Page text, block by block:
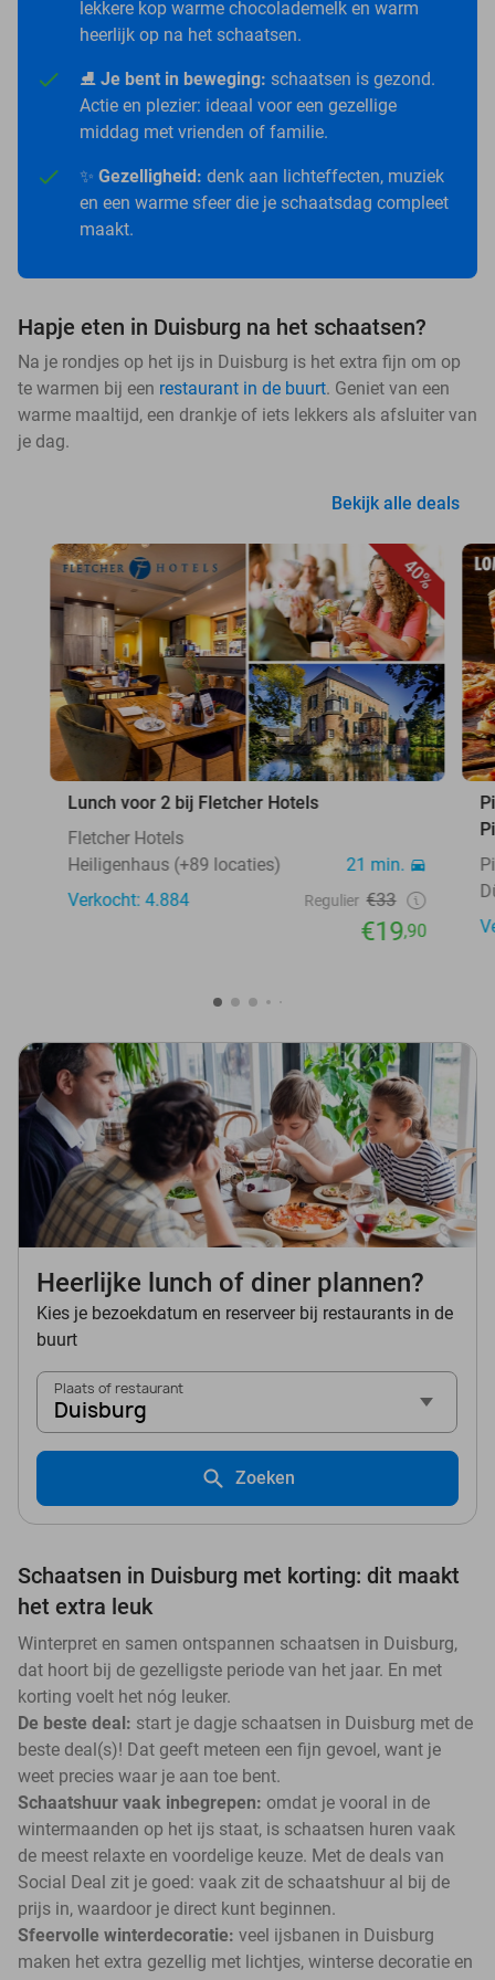
lekkere kop warme chocolademelk en warm
heerlijk op na het schaatsen.
⛸️ Je bent in beweging: schaatsen is gezond.
Actie en plezier: ideaal voor een gezellige
middag met vrienden of familie.
✨ Gezelligheid: denk aan lichteffecten, muziek
en een warme sfeer die je schaatsdag compleet
maakt.
Hapje eten in Duisburg na het schaatsen?
Na je rondjes op het ijs in Duisburg is het extra fijn om op
te warmen bij een restaurant in de buurt. Geniet van een
warme maaltijd, een drankje of iets lekkers als afsluiter van
je dag.
Bekijk alle deals
40%
Lunch voor 2 bij Fletcher Hotels
Fletcher Hotels
Heiligenhaus (+89 locaties)
21 min.
Verkocht: 4.884
Regulier €33
€19,90
Heerlijke lunch of diner plannen?
Kies je bezoekdatum en reserveer bij restaurants in de
buurt
Plaats of restaurant
Duisburg
Zoeken
Schaatsen in Duisburg met korting: dit maakt
het extra leuk
Winterpret en samen ontspannen schaatsen in Duisburg,
dat hoort bij de gezelligste periode van het jaar. En met
korting voelt het nóg leuker.
De beste deal: start je dagje schaatsen in Duisburg met de
beste deal(s)! Dat geeft meteen een fijn gevoel, want je
weet precies waar je aan toe bent.
Schaatshuur vaak inbegrepen: omdat je vooral in de
wintermaanden op het ijs staat, is schaatsen huren vaak
de meest relaxte en voordelige keuze. Met de deals van
Social Deal zit je goed: vaak zit de schaatshuur al bij de
prijs in, waardoor je direct kunt beginnen.
Sfeervolle winterdecoratie: veel ijsbanen in Duisburg
maken het extra gezellig met lichtjes, winterse decoratie en